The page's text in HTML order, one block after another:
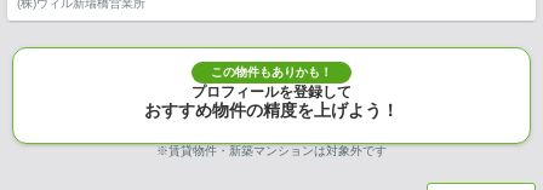
(株)ウィル新瑞橋営業所
この物件もありかも！
プロフィールを登録して
おすすめ物件の精度を上げよう！
※賃貸物件・新築マンションは対象外です